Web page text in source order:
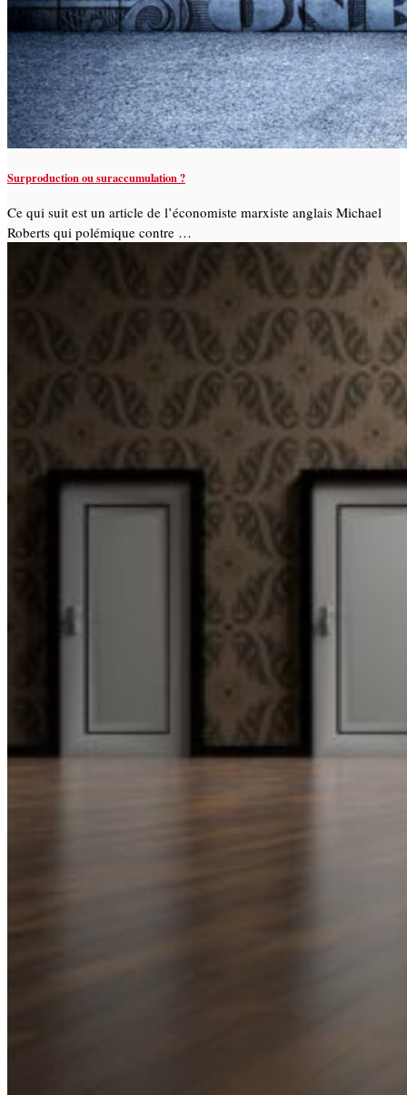
Surproduction ou suraccumulation ?
Ce qui suit est un article de l’économiste marxiste anglais Michael
Roberts qui polémique contre …